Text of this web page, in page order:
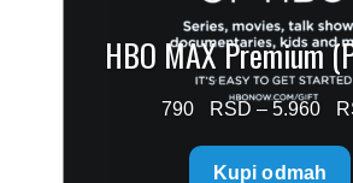
HBO MAX Premium
790 – 5.960
Kupi odmah